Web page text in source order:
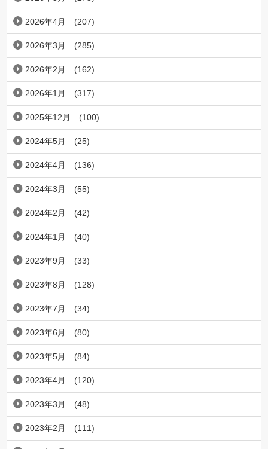
2026年4月 (207)
2026年3月 (285)
2026年2月 (162)
2026年1月 (317)
2025年12月 (100)
2024年5月 (25)
2024年4月 (136)
2024年3月 (55)
2024年2月 (42)
2024年1月 (40)
2023年9月 (33)
2023年8月 (128)
2023年7月 (34)
2023年6月 (80)
2023年5月 (84)
2023年4月 (120)
2023年3月 (48)
2023年2月 (111)